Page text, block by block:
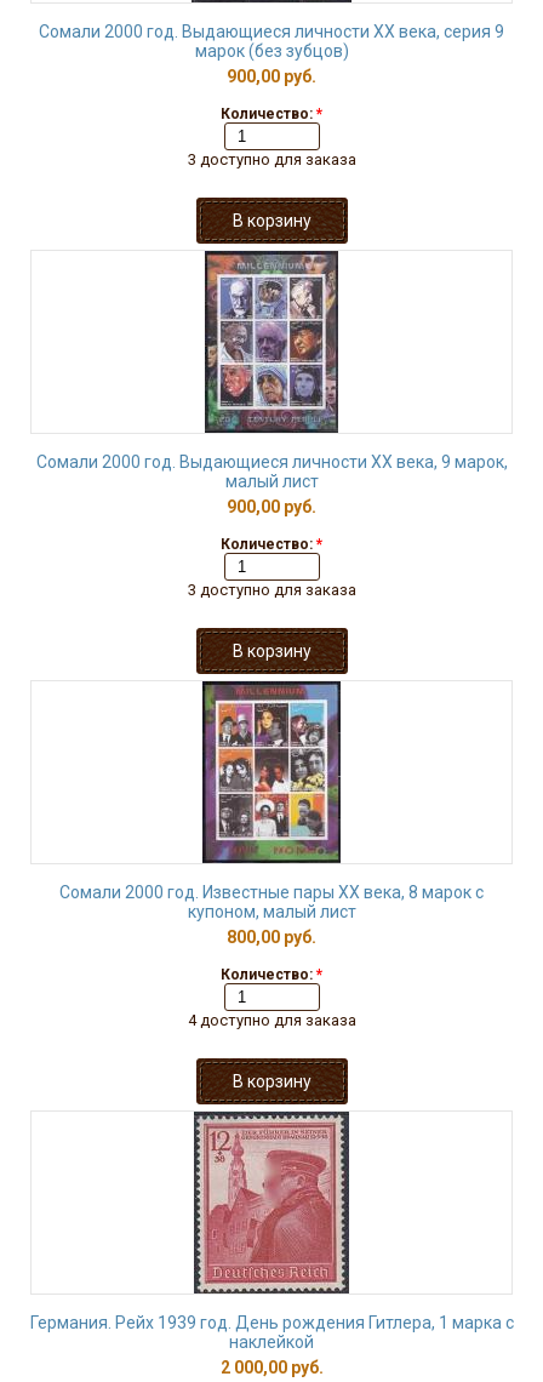
Сомали 2000 год. Выдающиеся личности ХХ века, серия 9
марок (без зубцов)
900,00 руб.
Количество: *
3 доступно для заказа
Сомали 2000 год. Выдающиеся личности ХХ века, 9 марок,
малый лист
900,00 руб.
Количество: *
3 доступно для заказа
Сомали 2000 год. Известные пары ХХ века, 8 марок с
купоном, малый лист
800,00 руб.
Количество: *
4 доступно для заказа
Германия. Рейх 1939 год. День рождения Гитлера, 1 марка с
наклейкой
2 000,00 руб.